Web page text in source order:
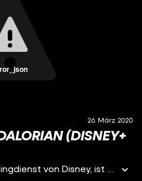
26. März 2020
(DISNEY+
Disney+, der neue Streamingdienst von Disney, ist nun auch in Deutschland gestartet. Auch im Programm ist die neue Star Wars-Serie The Mandalorian. Mit dabei sind unter anderem Pedro Pascal, Nick Nolte, Carl Weathers, Werner Herzog und Giancarlo Esposito. In dieser Kritik erfahrt ihr, ob Disney mit The Mandalorian wirklich so ein Geniestreich gelungen ist, oder ob er wie die letzte Star Wars-Trilogie die Zuschauerschaft spalten könnte.